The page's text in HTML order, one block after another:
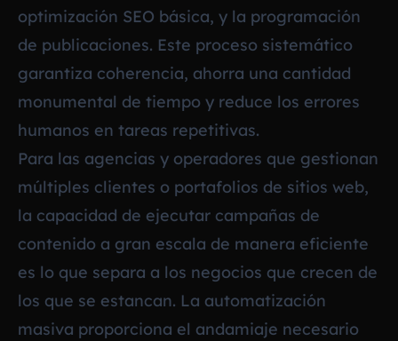
optimización SEO básica, y la programación
de publicaciones. Este proceso sistemático
garantiza coherencia, ahorra una cantidad
monumental de tiempo y reduce los errores
humanos en tareas repetitivas.
Para las agencias y operadores que gestionan
múltiples clientes o portafolios de sitios web,
la capacidad de ejecutar campañas de
contenido a gran escala de manera eficiente
es lo que separa a los negocios que crecen de
los que se estancan. La automatización
masiva proporciona el andamiaje necesario